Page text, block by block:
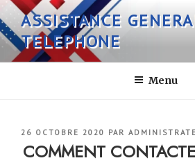
Aller
au
contenu
principal
ASSISTANCE
TELEPHONE
Menu
PUBLIÉ
LE
26 OCTOBRE 2020 PAR
COMMENT